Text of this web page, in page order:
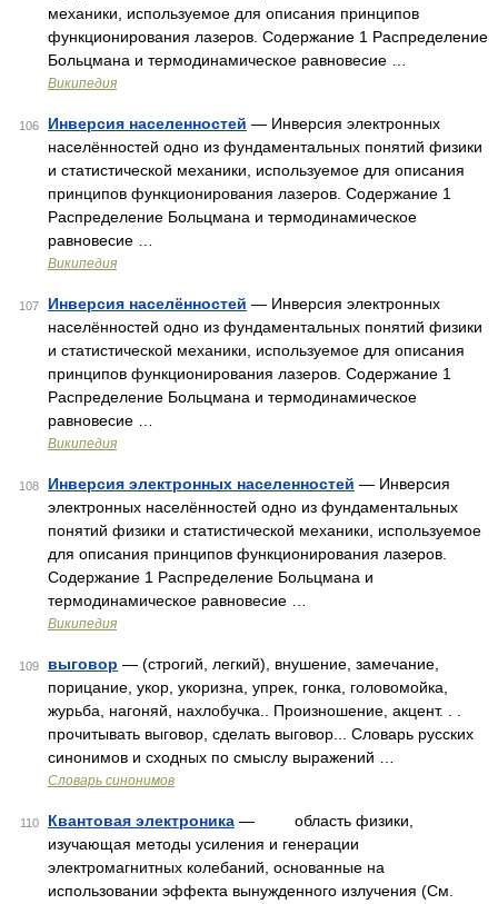
механики, используемое для описания принципов
функционирования лазеров. Содержание 1 Распределение
Больцмана и термодинамическое равновесие …
Википедия
106 Инверсия населенностей — Инверсия электронных
населённостей одно из фундаментальных понятий физики
и статистической механики, используемое для описания
принципов функционирования лазеров. Содержание 1
Распределение Больцмана и термодинамическое
равновесие …
Википедия
107 Инверсия населённостей — Инверсия электронных
населённостей одно из фундаментальных понятий физики
и статистической механики, используемое для описания
принципов функционирования лазеров. Содержание 1
Распределение Больцмана и термодинамическое
равновесие …
Википедия
108 Инверсия электронных населенностей — Инверсия
электронных населённостей одно из фундаментальных
понятий физики и статистической механики, используемое
для описания принципов функционирования лазеров.
Содержание 1 Распределение Больцмана и
термодинамическое равновесие …
Википедия
109 выговор — (строгий, легкий), внушение, замечание,
порицание, укор, укоризна, упрек, гонка, головомойка,
журьба, нагоняй, нахлобучка.. Произношение, акцент. . .
прочитывать выговор, сделать выговор... Словарь русских
синонимов и сходных по смыслу выражений …
Словарь синонимов
110 Квантовая электроника — область физики,
изучающая методы усиления и генерации
электромагнитных колебаний, основанные на
использовании эффекта вынужденного излучения (См.